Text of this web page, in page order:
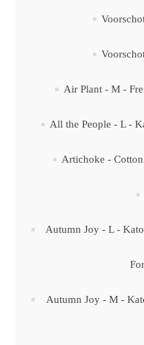
Air Plant - M -
All the People - L -
Artichoke -
Autumn Joy - L -
Autumn Joy - M -